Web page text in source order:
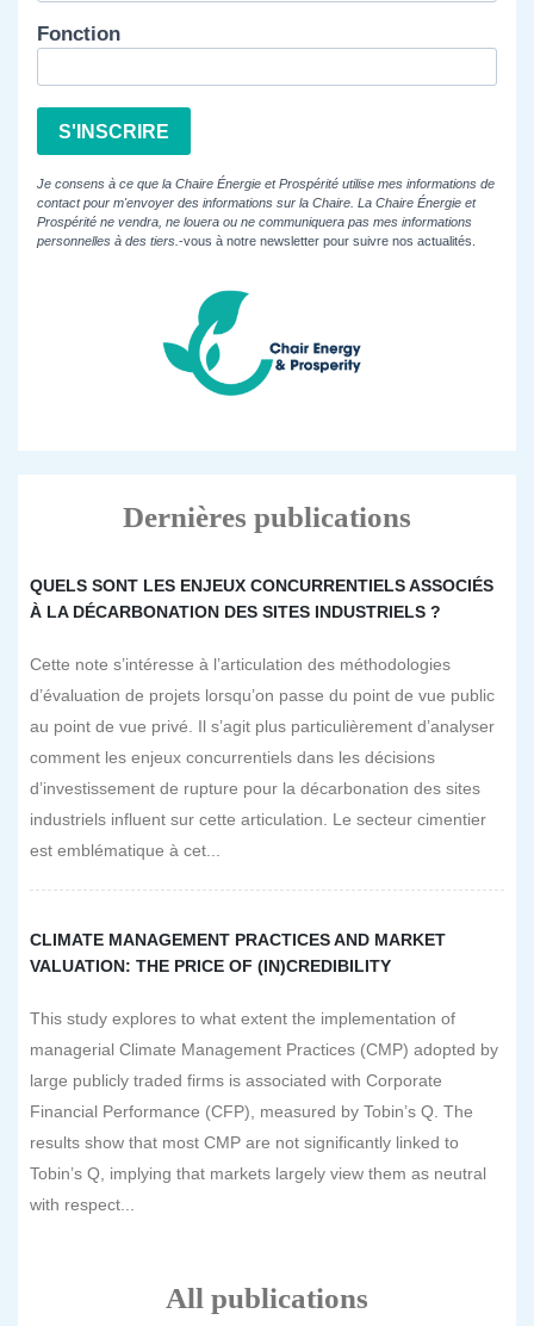
Fonction
S'INSCRIRE
Je consens à ce que la Chaire Énergie et Prospérité utilise mes informations de
contact pour m'envoyer des informations sur la Chaire. La Chaire Énergie et
Prospérité ne vendra, ne louera ou ne communiquera pas mes informations
personnelles à des tiers. -vous à notre newsletter pour suivre nos actualités.
Dernières publications
QUELS SONT LES ENJEUX CONCURRENTIELS ASSOCIÉS
À LA DÉCARBONATION DES SITES INDUSTRIELS ?
Cette note s’intéresse à l’articulation des méthodologies
d’évaluation de projets lorsqu’on passe du point de vue public
au point de vue privé. Il s’agit plus particulièrement d’analyser
comment les enjeux concurrentiels dans les décisions
d’investissement de rupture pour la décarbonation des sites
industriels influent sur cette articulation. Le secteur cimentier
est emblématique à cet...
CLIMATE MANAGEMENT PRACTICES AND MARKET
VALUATION: THE PRICE OF (IN)CREDIBILITY
This study explores to what extent the implementation of
managerial Climate Management Practices (CMP) adopted by
large publicly traded firms is associated with Corporate
Financial Performance (CFP), measured by Tobin’s Q. The
results show that most CMP are not significantly linked to
Tobin’s Q, implying that markets largely view them as neutral
with respect...
All publications